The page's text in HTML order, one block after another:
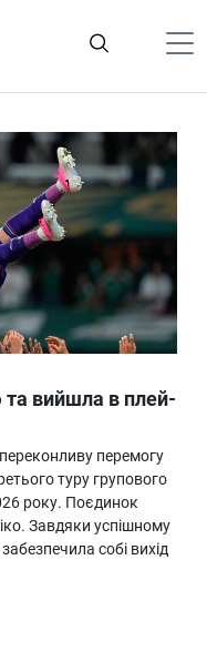
вийшла в плей-
перемогу
туру групового
року. Поєдинок
Завдяки успішному
собі вихід